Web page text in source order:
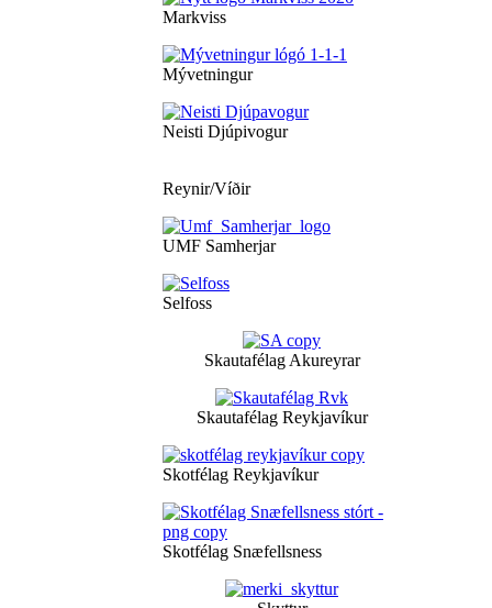
Markviss
Mývetningur
Neisti Djúpivogur
Reynir/Víðir
UMF Samherjar
Selfoss
Skautafélag Akureyrar
Skautafélag Reykjavíkur
Skotfélag Reykjavíkur
Skotfélag Snæfellsness